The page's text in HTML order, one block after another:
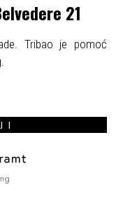
21
Tribao je pomoć